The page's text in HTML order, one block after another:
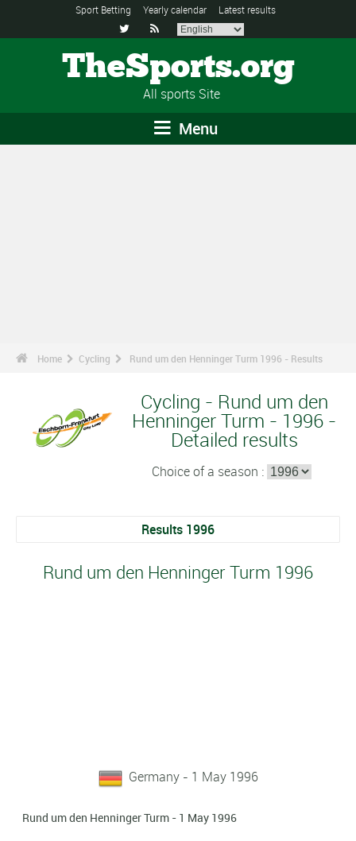
Sport Betting Yearly calendar Latest results
 
TheSports.org
All sports Site
Menu
Home Cycling Rund um den Henninger Turm 1996 - Results
Cycling - Rund um den
Henninger Turm - 1996 -
Detailed results
Choice of a season :
Results 1996
Rund um den Henninger Turm 1996
Germany - 1 May 1996
Rund um den Henninger Turm - 1 May 1996